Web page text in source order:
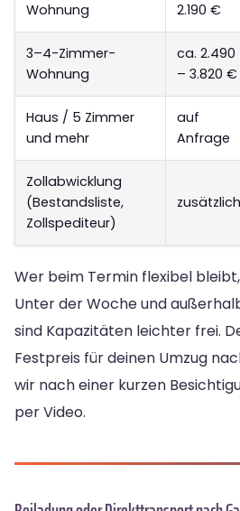
Wohnung
2.190 €
3–4-Zimmer-
Wohnung
ca. 2.490
– 3.820 €
Haus / 5 Zimmer
und mehr
auf
Anfrage
Zollabwicklung
(Bestandsliste,
Zollspediteur)
Wer beim Termin flexibel
Unter der Woche und
sind Kapazitäten leichter frei.
Festpreis für deinen Umzug
wir nach einer kurzen
per Video.